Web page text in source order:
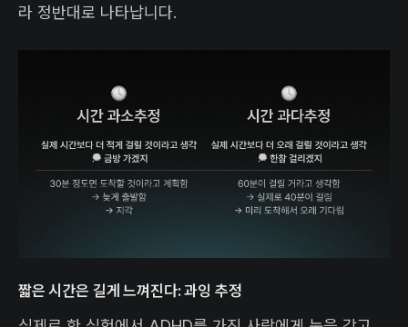
라 정반대로 나타납니다.
짧은 시간은 길게 느껴진다: 과잉 추정